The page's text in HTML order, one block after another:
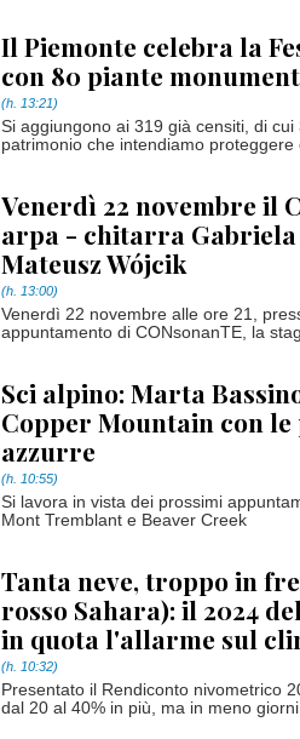
Il Piemonte celebra la
con 80 piante
(h. 13:21)
Si aggiungono ai 319 già censiti, di cui
patrimonio che intendiamo proteggere
Venerdì 22 novembre il
arpa - chitarra Gabriela
Mateusz Wójcik
(h. 13:00)
Venerdì 22 novembre alle ore 21,
appuntamento di CONsonanTE, la
Sci alpino: Marta
Copper Mountain con
azzurre
(h. 10:55)
Si lavora in vista dei prossimi
Mont Tremblant e Beaver Creek
Tanta neve, troppo in
rosso Sahara): il 2024
in quota l'allarme sul
(h. 10:32)
Presentato il Rendiconto nivometrico
dal 20 al 40% in più, ma in meno